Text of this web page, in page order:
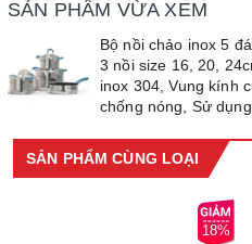
SẢN PHẨM VỪA XEM
Bộ nồi chảo inox 5
3 nồi size 16, 20,
inox 304, Vung kính
chống nóng, Sử
SẢN PHẨM CÙNG LOẠI
18%